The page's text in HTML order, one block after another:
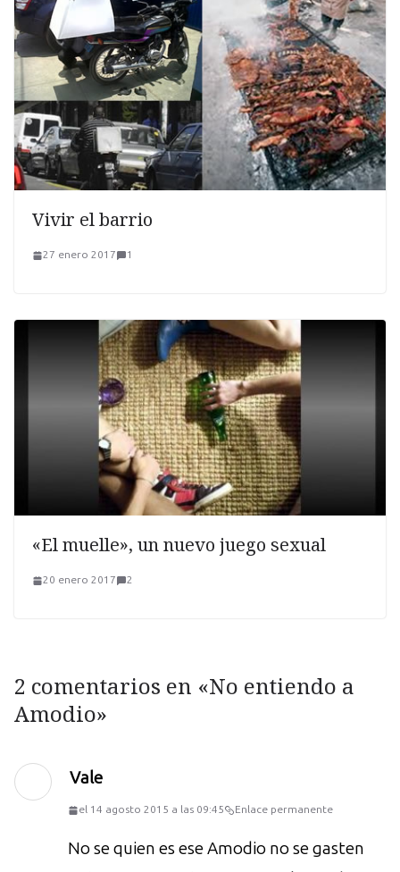
Vivir el barrio
27 enero 2017 1
«El muelle», un nuevo juego sexual
20 enero 2017 2
2 comentarios en «No entiendo a
Amodio»
Vale
el 14 agosto 2015 a las 09:45 Enlace permanente
No se quien es ese Amodio no se gasten